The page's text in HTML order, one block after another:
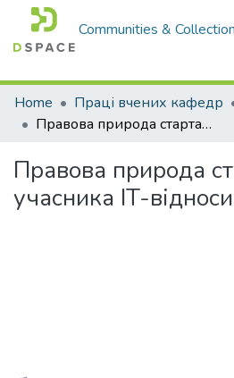
Communities &
Home
Праці вчених кафедр
Правова природа стартапу як учасника IT-відносин
Правова природа
учасника IT-